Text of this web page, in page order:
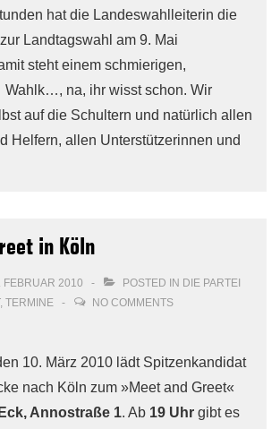
hat die Landeswahlleiterin die
Landtagswahl am 9. Mai
steht einem schmierigen,
na, ihr wisst schon. Wir
auf die Schultern und natürlich allen
Helfern, allen Unterstützerinnen und
in Köln
FEBRUAR 2010 POSTED IN DIE PARTEI
, TERMINE NO COMMENTS
10. März 2010 lädt Spitzenkandidat
nach Köln zum »Meet and Greet«
Annostraße 1. Ab 19 Uhr gibt es